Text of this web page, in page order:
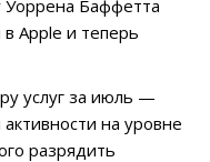
Уоррена Баффетта
Apple и теперь
услуг за июль —
на уровне
разрядить